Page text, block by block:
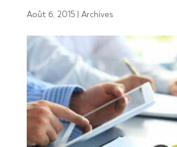
Août 6, 2015| Archives